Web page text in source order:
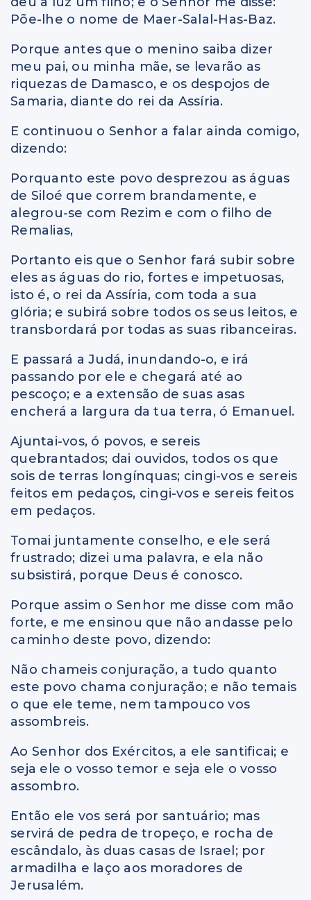
Põe-lhe o nome de Maer-Salal-Has-Baz.
Porque antes que o menino saiba dizer
meu pai, ou minha mãe, se levarão as
riquezas de Damasco, e os despojos de
Samaria, diante do rei da Assíria.
E continuou o Senhor a falar ainda comigo,
dizendo:
Porquanto este povo desprezou as águas
de Siloé que correm brandamente, e
alegrou-se com Rezim e com o filho de
Remalias,
Portanto eis que o Senhor fará subir sobre
eles as águas do rio, fortes e impetuosas,
isto é, o rei da Assíria, com toda a sua
glória; e subirá sobre todos os seus leitos, e
transbordará por todas as suas ribanceiras.
E passará a Judá, inundando-o, e irá
passando por ele e chegará até ao
pescoço; e a extensão de suas asas
encherá a largura da tua terra, ó Emanuel.
Ajuntai-vos, ó povos, e sereis
quebrantados; dai ouvidos, todos os que
sois de terras longínquas; cingi-vos e sereis
feitos em pedaços, cingi-vos e sereis feitos
em pedaços.
Tomai juntamente conselho, e ele será
frustrado; dizei uma palavra, e ela não
subsistirá, porque Deus é conosco.
Porque assim o Senhor me disse com mão
forte, e me ensinou que não andasse pelo
caminho deste povo, dizendo:
Não chameis conjuração, a tudo quanto
este povo chama conjuração; e não temais
o que ele teme, nem tampouco vos
assombreis.
Ao Senhor dos Exércitos, a ele santificai; e
seja ele o vosso temor e seja ele o vosso
assombro.
Então ele vos será por santuário; mas
servirá de pedra de tropeço, e rocha de
escândalo, às duas casas de Israel; por
armadilha e laço aos moradores de
Jerusalém.